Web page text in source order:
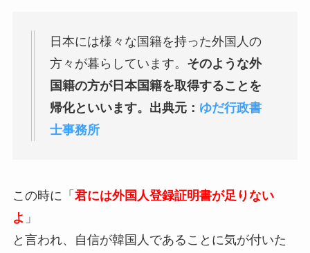
日本には様々な国籍を持った外国人の
方々が暮らしています。 そのような外
国籍の方が日本国籍を取得することを
帰化といいます。出典元： ゆだ行政書
士事務所
この時に「 君には外国人登録証明書が足りない
よ 」
と言われ、自信が韓国人であることに気が付いた